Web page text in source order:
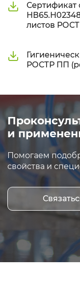
Сертификат
листов
РОСТР ПП
и
Помогаем
свойства и